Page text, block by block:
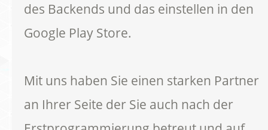
des Backends und das einstellen in den
Google Play Store.
Mit uns haben Sie einen starken Partner
an Ihrer Seite der Sie auch nach der